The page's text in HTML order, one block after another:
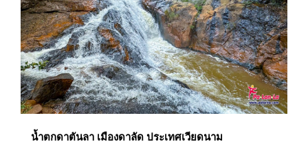
น้ำตกดาตันลา เมืองดาลัด ประเทศเวียดนาม